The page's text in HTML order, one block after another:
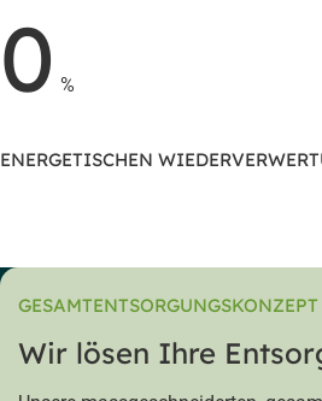
0 %
ENERGETISCHEN
GESAMTENTSORGUNGSKONZEPT
Wir lösen Ihre